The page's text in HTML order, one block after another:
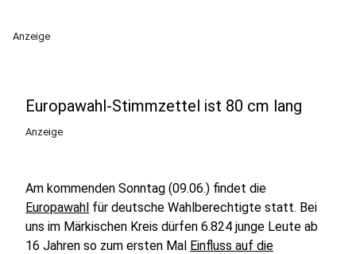
Anzeige
Europawahl-Stimmzettel ist 80 cm lang
Anzeige
Am kommenden Sonntag (09.06.) findet die
Europawahl für deutsche Wahlberechtigte statt. Bei
uns im Märkischen Kreis dürfen 6.824 junge Leute ab
16 Jahren so zum ersten Mal Einfluss auf die